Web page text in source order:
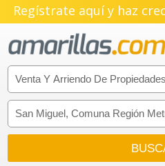
Regístrate aquí y haz